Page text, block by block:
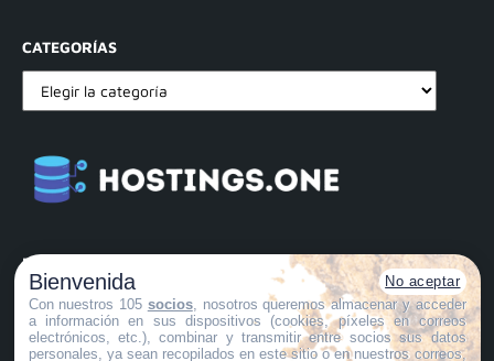
CATEGORÍAS
PAGINAS LEGALES:
POLÍTICA DE PRIVACIDAD
POLÍTICA DE COOKIES
AVISO LEGAL
No aceptar
Bienvenida
Con nuestros 105 socios, nosotros queremos almacenar y acceder
a información en sus dispositivos (cookies, píxeles en correos
electrónicos, etc.), combinar y transmitir entre socios sus datos
personales, ya sean recopilados en este sitio o en nuestros correos,